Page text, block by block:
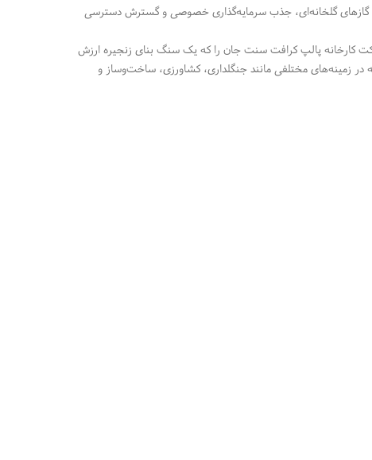
گازهای گلخانه‌ای، جذب سرمایه‌گذاری خصوصی و گسترش دسترسی
کارخانه پالپ کرافت سنت جان را که یک سنگ بنای زنجیره ارزش
زمینه‌های مختلفی مانند جنگلداری، کشاورزی، ساخت‌وساز و